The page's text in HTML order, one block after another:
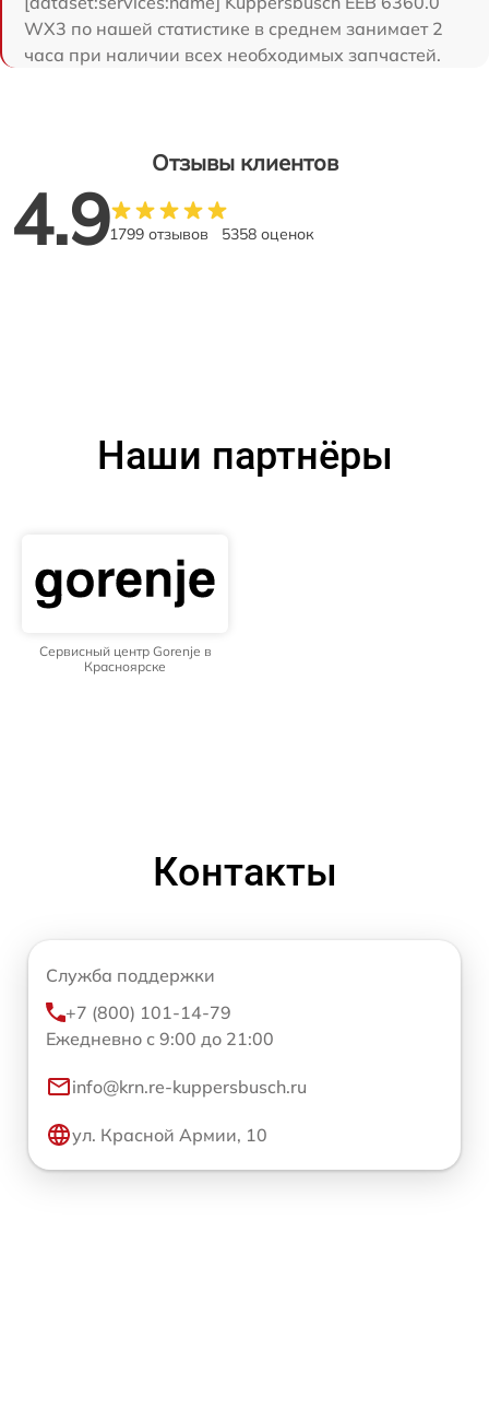
WX3 по нашей статистике в среднем занимает 2
часа при наличии всех необходимых запчастей.
Отзывы клиентов
4.91799 отзывов 5358 оценок
Наши партнёры
Сервисный центр Gorenje в
Красноярске
Контакты
Служба поддержки
+7 (800) 101-14-79
Ежедневно с 9:00 до 21:00
info@krn.re-kuppersbusch.ru
ул. Красной Армии, 10